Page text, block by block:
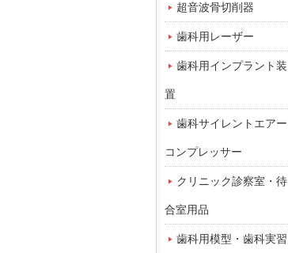
超音波骨切削器
歯科用レーザー
歯科用インプラント装
置
歯科サイレントエアー
コンプレッサー
クリニック診察室・待
合室用品
歯科用模型・歯科実習